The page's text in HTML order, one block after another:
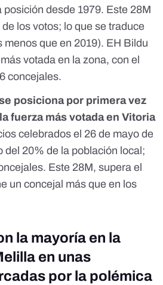
desde 1979. Este 28M
los votos; lo que se traduce
menos que en 2019). EH Bildu
votada en la zona, con el
concejales.
posiciona por primera vez
fuerza más votada en Vitoria
celebrados el 26 de mayo de
del 20% de la población local;
Este 28M, supera el
un concejal más que en los
la mayoría en la
en unas
por la polémica